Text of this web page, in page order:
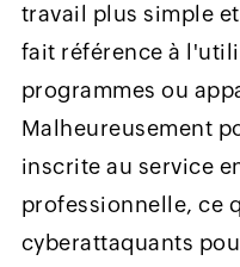
travail plus simple
fait référence à
programmes ou
Malheureusement
inscrite au service
professionnelle, ce
cyberattaquants